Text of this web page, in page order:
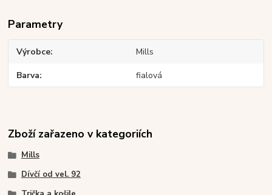
Parametry
Výrobce Mills
Barva fialová
Zboží zařazeno v kategoriích
Mills
Dívčí od vel. 92